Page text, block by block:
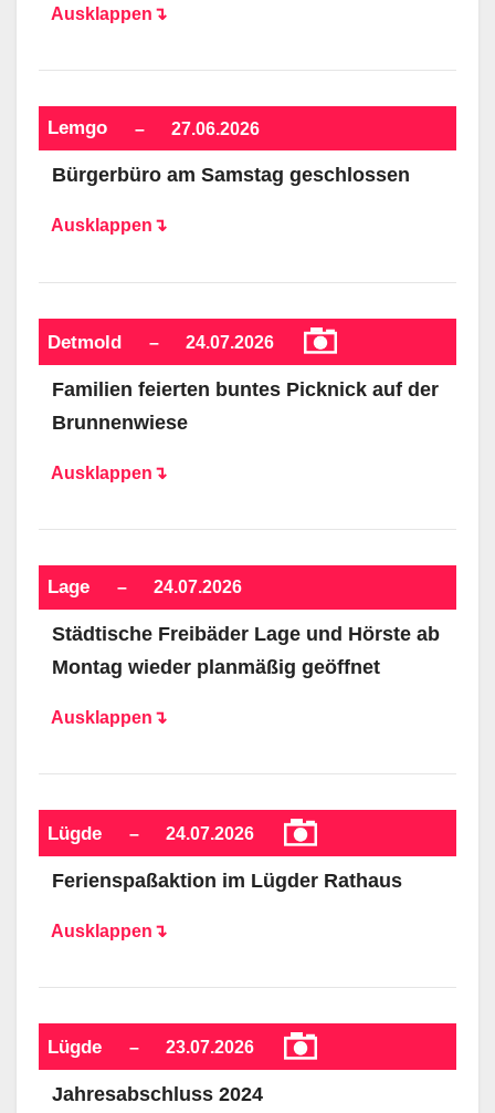
Ausklappen↴
Lemgo – 27.06.2026
Bürgerbüro am Samstag geschlossen
Ausklappen↴
Detmold – 24.07.2026
Familien feierten buntes Picknick auf der
Brunnenwiese
Ausklappen↴
Lage – 24.07.2026
Städtische Freibäder Lage und Hörste ab
Montag wieder planmäßig geöffnet
Ausklappen↴
Lügde – 24.07.2026
Ferienspaßaktion im Lügder Rathaus
Ausklappen↴
Lügde – 23.07.2026
Jahresabschluss 2024